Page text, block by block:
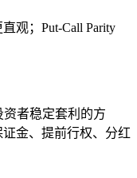
观；Put-Call Parity
资者稳定套利的方
金、提前行权、分红